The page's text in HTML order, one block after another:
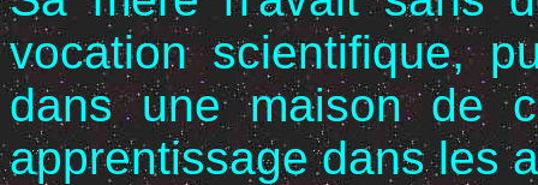
vocation scientifique,
dans une maison de
apprentissage dans les